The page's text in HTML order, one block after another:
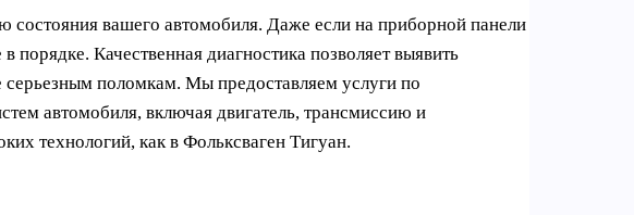
вашего автомобиля. Даже если на приборной панели
порядке. Качественная диагностика позволяет выявить
поломкам. Мы предоставляем услуги по
автомобиля, включая двигатель, трансмиссию и
технологий, как в Фольксваген Тигуан.